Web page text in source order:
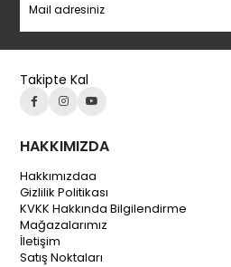
Takipte Kal
HAKKIMIZDA
Hakkımızdaa
Gizlilik Politikası
KVKK Hakkında Bilgilendirme
Mağazalarımız
İletişim
Satış Noktaları